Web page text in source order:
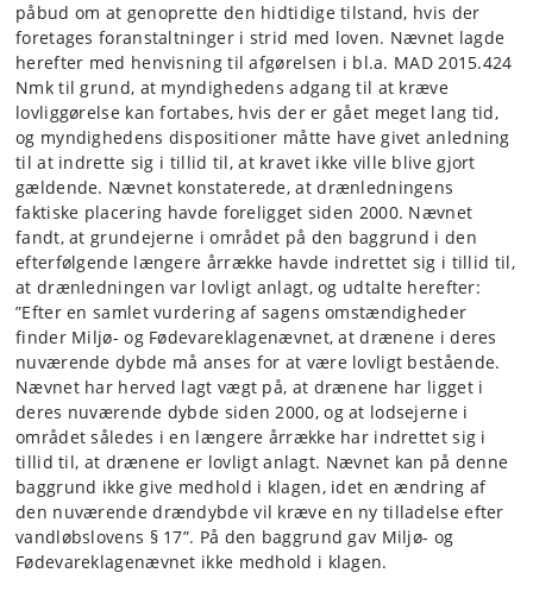
påbud om at genoprette den hidtidige tilstand, hvis der
foretages foranstaltninger i strid med loven. Nævnet lagde
herefter med henvisning til afgørelsen i bl.a. MAD 2015.424
Nmk til grund, at myndighedens adgang til at kræve
lovliggørelse kan fortabes, hvis der er gået meget lang tid,
og myndighedens dispositioner måtte have givet anledning
til at indrette sig i tillid til, at kravet ikke ville blive gjort
gældende. Nævnet konstaterede, at drænledningens
faktiske placering havde foreligget siden 2000. Nævnet
fandt, at grundejerne i området på den baggrund i den
efterfølgende længere årrække havde indrettet sig i tillid til,
at drænledningen var lovligt anlagt, og udtalte herefter:
”Efter en samlet vurdering af sagens omstændigheder
finder Miljø- og Fødevareklagenævnet, at drænene i deres
nuværende dybde må anses for at være lovligt bestående.
Nævnet har herved lagt vægt på, at drænene har ligget i
deres nuværende dybde siden 2000, og at lodsejerne i
området således i en længere årrække har indrettet sig i
tillid til, at drænene er lovligt anlagt. Nævnet kan på denne
baggrund ikke give medhold i klagen, idet en ændring af
den nuværende drændybde vil kræve en ny tilladelse efter
vandløbslovens § 17”. På den baggrund gav Miljø- og
Fødevareklagenævnet ikke medhold i klagen.